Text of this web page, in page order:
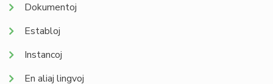
Dokumentoj
Establoj
Instancoj
En aliaj lingvoj